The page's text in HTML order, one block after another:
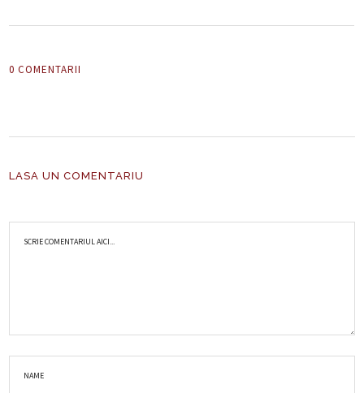
0 COMENTARII
LASA UN COMENTARIU